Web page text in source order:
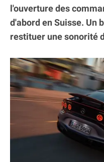
l'ouverture des
d'abord en Suisse. Un
restituer une sonorité